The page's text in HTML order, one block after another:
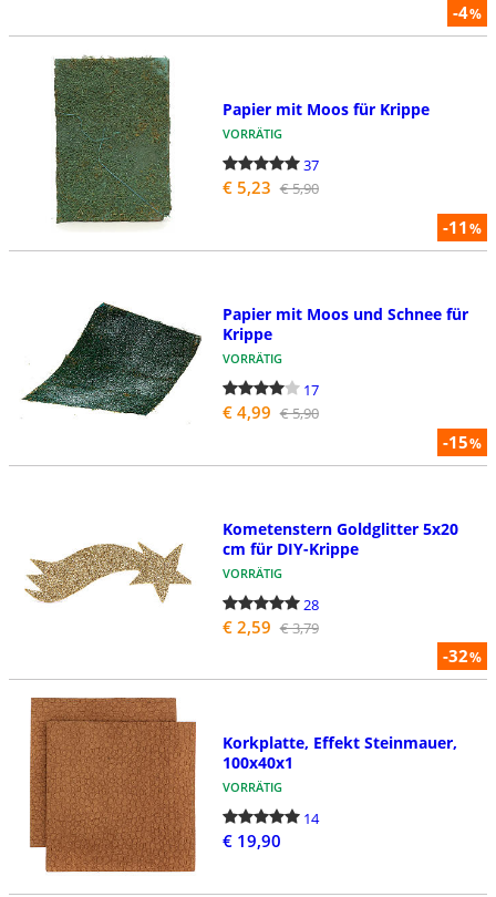
-4%
-11%
Papier mit Moos für Krippe
VORRÄTIG
37
€ 5,23 € 5,90
-15%
Papier mit Moos und Schnee für
Krippe
VORRÄTIG
17
€ 4,99 € 5,90
-32%
Kometenstern Goldglitter 5x20
cm für DIY-Krippe
VORRÄTIG
28
€ 2,59 € 3,79
Korkplatte, Effekt Steinmauer,
100x40x1
VORRÄTIG
14
€ 19,90